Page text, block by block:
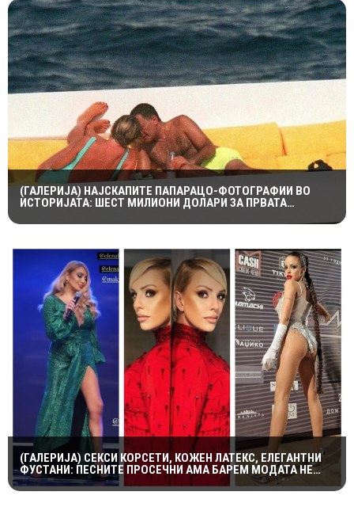
(ГАЛЕРИЈА) НАЈСКАПИТЕ ПАПАРАЦО-ФОТОГРАФИИ ВО
ИСТОРИЈАТА: ШЕСТ МИЛИОНИ ДОЛАРИ ЗА ПРВАТА
(ГАЛЕРИЈА) СЕКСИ КОРСЕТИ, КОЖЕН ЛАТЕКС, ЕЛЕГАНТНИ
ФУСТАНИ: ПЕСНИТЕ ПРОСЕЧНИ АМА БАРЕМ МОДАТА НЕ
ПОТФРЛИ НА МАКФЕСТ